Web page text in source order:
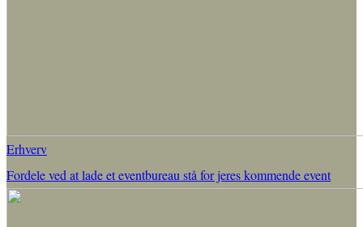
Erhverv
Fordele ved at lade et eventbureau stå for jeres kommende event